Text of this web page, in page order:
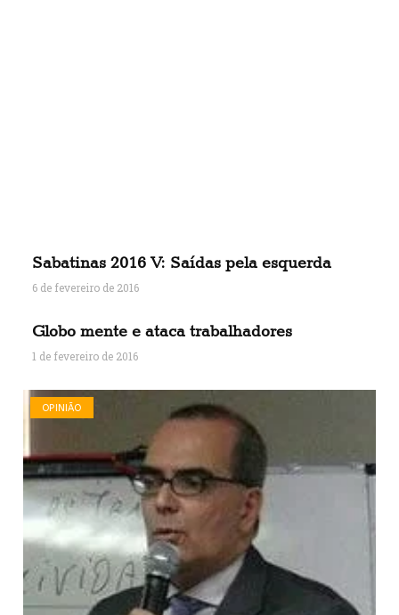
Sabatinas 2016 V: Saídas pela esquerda
6 de fevereiro de 2016
Globo mente e ataca trabalhadores
1 de fevereiro de 2016
OPINIÃO